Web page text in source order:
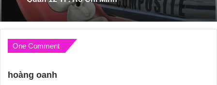
One Comment
hoàng oanh